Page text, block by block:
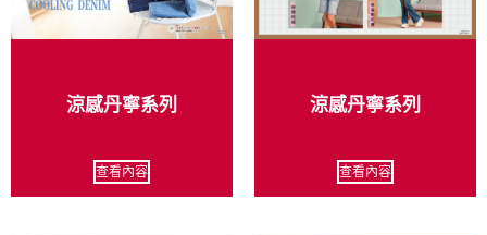
涼感丹寧系列
查看內容
涼感丹寧系列
查看內容